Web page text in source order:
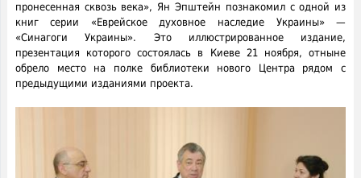
пронесенная сквозь века», Ян Эпштейн познакомил с одной из
книг серии «Еврейское духовное наследие Украины» —
«Синагоги Украины». Это иллюстрированное издание,
презентация которого состоялась в Киеве 21 ноября, отныне
обрело место на полке библиотеки нового Центра рядом с
предыдущими изданиями проекта.